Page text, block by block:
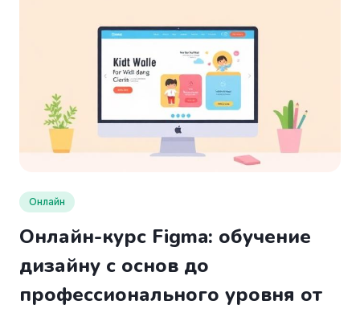
Онлайн
Онлайн-курс Figma: обучение
дизайну с основ до
профессионального уровня от